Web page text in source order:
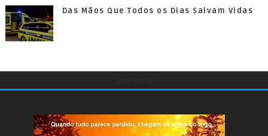
Das Mãos Que Todos os Dias Salvam Vidas